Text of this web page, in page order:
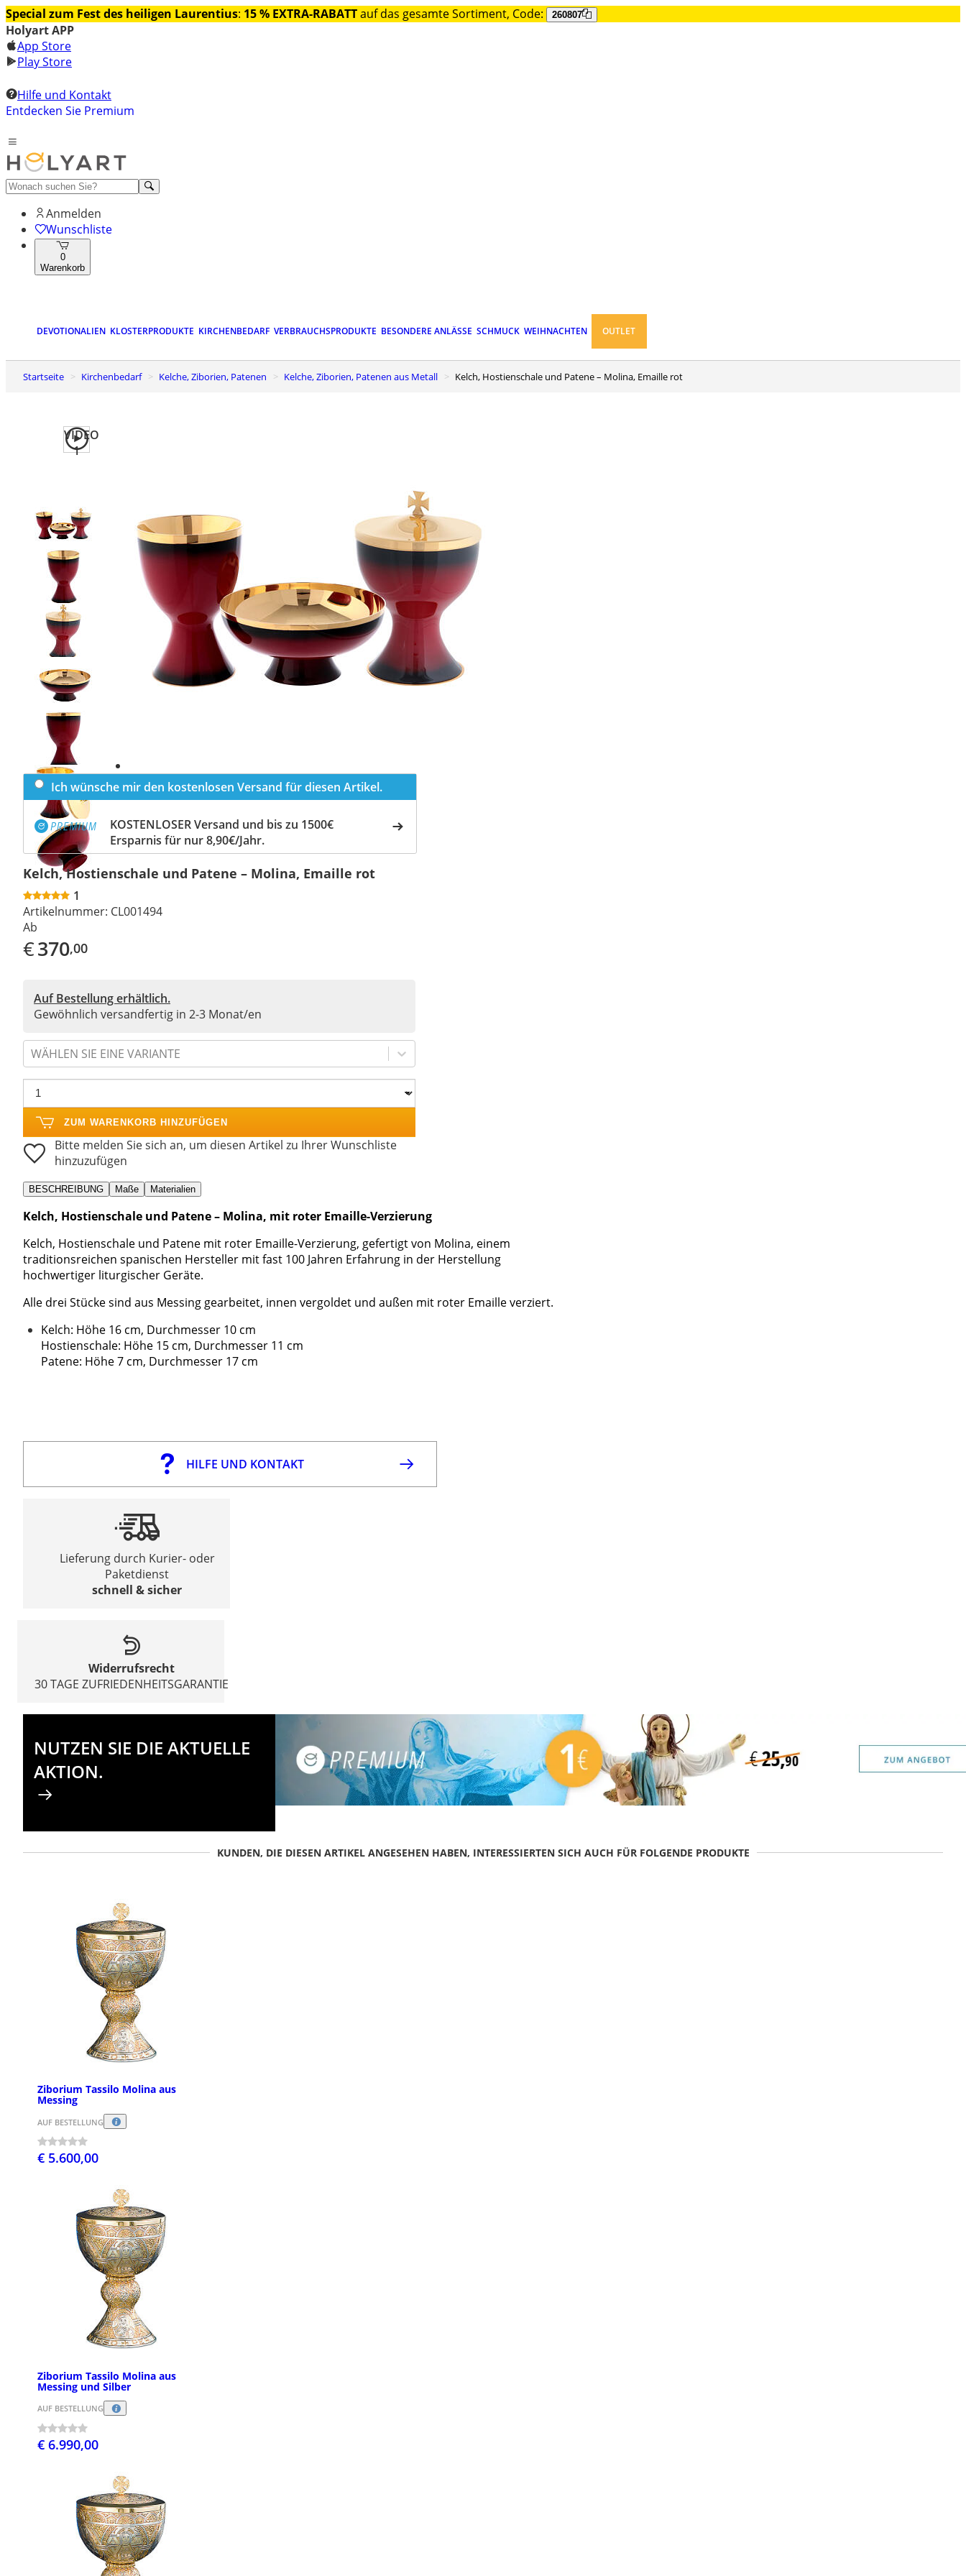
Special zum Fest des heiligen Laurentius: 15 % EXTRA-RABATTauf das gesamte Sortiment, Code: 260807
Holyart APP
App Store
Play Store
Hilfe und Kontakt
Entdecken Sie Premium
Anmelden
Wunschliste
0
Warenkorb
DEVOTIONALIEN KLOSTERPRODUKTE KIRCHENBEDARF VERBRAUCHSPRODUKTE BESONDERE ANLÄSSE SCHMUCK WEIHNACHTEN OUTLET
Startseite Kirchenbedarf Kelche, Ziborien, Patenen Kelche, Ziborien, Patenen aus Metall Kelch, Hostienschale und Patene – Molina, Emaille rot
VIDEO
1
Previous
slide
Next
slide
Ich wünsche mir den kostenlosen Versand für diesen Artikel.
KOSTENLOSER Versand und bis zu 1500€
Ersparnis für nur 8,90€/Jahr.
Kelch, Hostienschale und Patene – Molina, Emaille rot
1
Artikelnummer: CL001494
Ab
€370,00
Auf Bestellung erhältlich.
Gewöhnlich versandfertig in 2-3 Monat/en
WÄHLEN SIE EINE VARIANTE
ZUM WARENKORB HINZUFÜGEN
Bitte melden Sie sich an, um diesen Artikel zu Ihrer Wunschliste
hinzuzufügen
BESCHREIBUNG Maße Materialien
Kelch, Hostienschale und Patene – Molina, mit roter Emaille-Verzierung
Kelch, Hostienschale und Patene mit roter Emaille-Verzierung, gefertigt von Molina, einem
traditionsreichen spanischen Hersteller mit fast 100 Jahren Erfahrung in der Herstellung
hochwertiger liturgischer Geräte.
Alle drei Stücke sind aus Messing gearbeitet, innen vergoldet und außen mit roter Emaille verziert.
Kelch: Höhe 16 cm, Durchmesser 10 cm
Hostienschale: Höhe 15 cm, Durchmesser 11 cm
Patene: Höhe 7 cm, Durchmesser 17 cm
HILFE UND KONTAKT
Lieferung durch Kurier- oder
Paketdienst
schnell & sicher
Widerrufsrecht
30 TAGE ZUFRIEDENHEITSGARANTIE
NUTZEN SIE DIE AKTUELLE
AKTION.
KUNDEN, DIE DIESEN ARTIKEL ANGESEHEN HABEN, INTERESSIERTEN SICH AUCH FÜR FOLGENDE PRODUKTE
Ziborium Tassilo Molina aus
Messing
AUF BESTELLUNG
€ 5.600,00
Ziborium Tassilo Molina aus
Messing und Silber
AUF BESTELLUNG
€ 6.990,00